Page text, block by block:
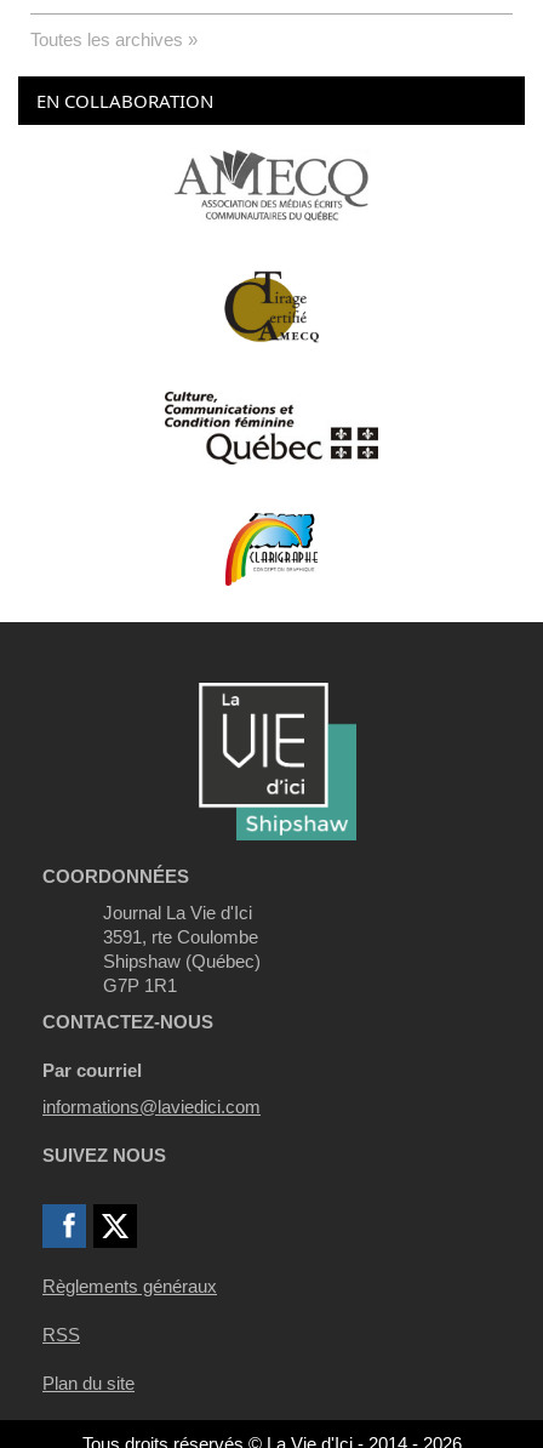
Toutes les archives »
EN COLLABORATION
COORDONNÉES
Journal La Vie d'Ici
3591, rte Coulombe
Shipshaw (Québec)
G7P 1R1
CONTACTEZ-NOUS
Par courriel
informations@laviedici.com
SUIVEZ NOUS
Règlements généraux
RSS
Plan du site
Tous droits réservés © La Vie d'Ici - 2014 - 2026